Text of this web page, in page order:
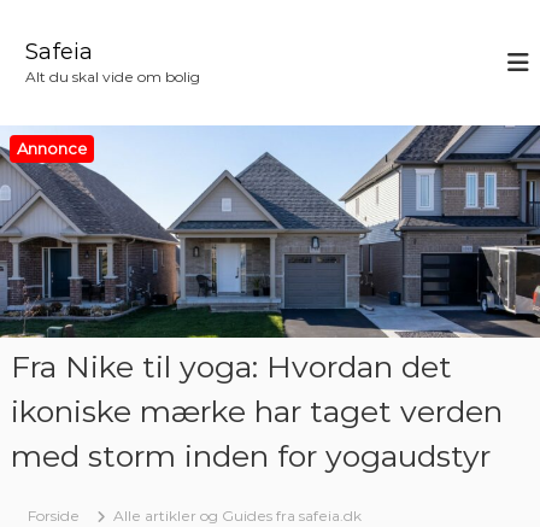
t
i
i
n
d
h
o
Safeia
Alt du skal vide om bolig
Annonce
Fra Nike til yoga: Hvordan det
ikoniske mærke har taget verden
med storm inden for yogaudstyr
Forside
Alle artikler og Guides fra safeia.dk